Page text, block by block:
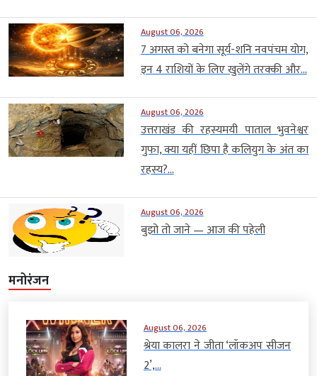
August 06, 2026
7 अगस्त को बनेगा सूर्य-शनि नवपंचम योग,
इन 4 राशियों के लिए खुलेंगे तरक्की और...
August 06, 2026
उत्तराखंड की रहस्यमयी पाताल भुवनेश्वर
गुफा, क्या यहीं छिपा है कलियुग के अंत का
रहस्य?...
August 06, 2026
बुझो तो जाने — आज की पहेली
मनोरंजन
August 06, 2026
श्रेया कालरा ने जीता ‘लॉकअप सीजन
2’,...